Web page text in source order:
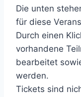
Die unten
für diese
Durch einen
vorhandene
bearbeitet
werden.
Tickets sind